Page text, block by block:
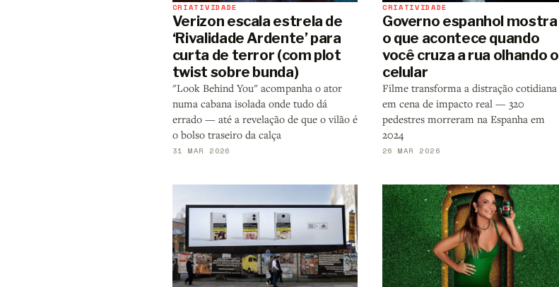
CRIATIVIDADE
Verizon escala estrela de
‘Rivalidade Ardente’ para
curta de terror (com plot
twist sobre bunda)
"Look Behind You" acompanha o ator
numa cabana isolada onde tudo dá
errado — até a revelação de que o vilão é
o bolso traseiro da calça
31 MAR 2026
CRIATIVIDADE
Governo espanhol mostra
o que acontece quando
você cruza a rua olhando o
celular
Filme transforma a distração cotidiana
em cena de impacto real — 320
pedestres morreram na Espanha em
2024
26 MAR 2026